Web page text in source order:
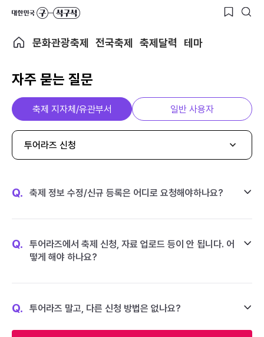
문화관광축제 전국축제 축제달력 테마
자주 묻는 질문
축제 지자체/유관부서 일반 사용자
투어라즈 신청
Q. 축제 정보 수정/신규 등록은 어디로 요청해야하나요?
Q.
투어라즈에서 축제 신청, 자료 업로드 등이 안 됩니다. 어
떻게 해야 하나요?
Q. 투어라즈 말고, 다른 신청 방법은 없나요?